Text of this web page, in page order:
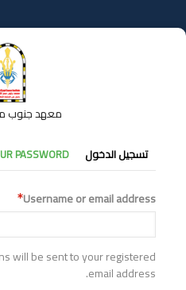
إلى
المحتوى
معهد جنوب
التبويبات
الأساسية
تسجيل الدخول PASSWORD
Username or email address
will be sent to your registered
email address.